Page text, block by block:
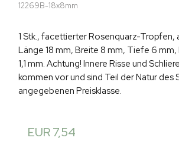
12269B-18x8mm
1 Stk., facettierter Rosenquarz-Tropfen,
Länge 18 mm, Breite 8 mm, Tiefe 6
1,1 mm. Achtung! Innere Risse und
kommen vor und sind Teil der Natur des
angegebenen Preisklasse.
EUR 7,54